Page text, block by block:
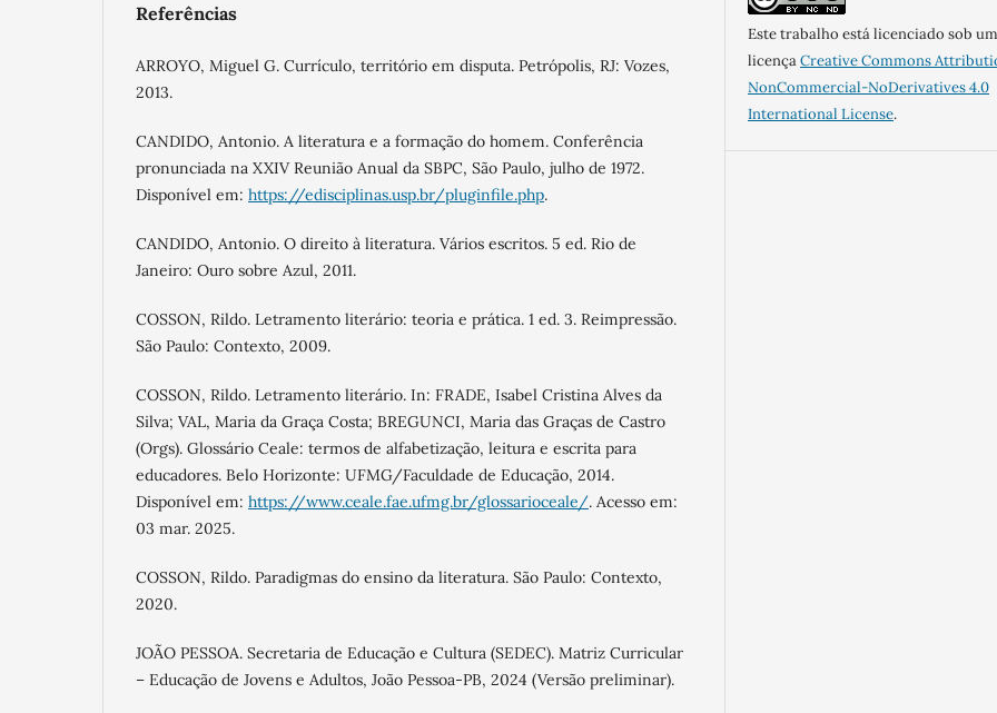
Referências
ARROYO, Miguel G. Currículo, território em disputa. Petrópolis, RJ: Vozes,
2013.
CANDIDO, Antonio. A literatura e a formação do homem. Conferência
pronunciada na XXIV Reunião Anual da SBPC, São Paulo, julho de 1972.
Disponível em: https://edisciplinas.usp.br/pluginfile.php.
CANDIDO, Antonio. O direito à literatura. Vários escritos. 5 ed. Rio de
Janeiro: Ouro sobre Azul, 2011.
COSSON, Rildo. Letramento literário: teoria e prática. 1 ed. 3. Reimpressão.
São Paulo: Contexto, 2009.
COSSON, Rildo. Letramento literário. In: FRADE, Isabel Cristina Alves da
Silva; VAL, Maria da Graça Costa; BREGUNCI, Maria das Graças de Castro
(Orgs). Glossário Ceale: termos de alfabetização, leitura e escrita para
educadores. Belo Horizonte: UFMG/Faculdade de Educação, 2014.
Disponível em: https://www.ceale.fae.ufmg.br/glossarioceale/. Acesso em:
03 mar. 2025.
COSSON, Rildo. Paradigmas do ensino da literatura. São Paulo: Contexto,
2020.
JOÃO PESSOA. Secretaria de Educação e Cultura (SEDEC). Matriz Curricular
– Educação de Jovens e Adultos, João Pessoa-PB, 2024 (Versão preliminar).
Este trabalho está licenciado sob
licençaCreative Commons
NonCommercial-NoDerivatives 4.0
International License.